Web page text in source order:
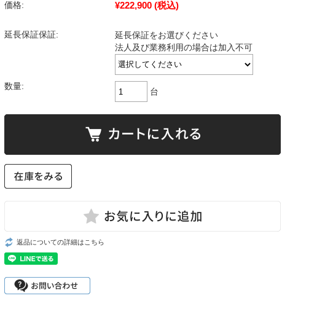
価格: ¥222,900 (税込)
延長保証保証:
延長保証をお選びください
法人及び業務利用の場合は加入不可
数量:
台
返品についての詳細はこちら